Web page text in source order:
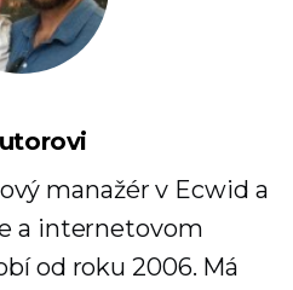
manažér v Ecwid a
a internetovom
od roku 2006. Má